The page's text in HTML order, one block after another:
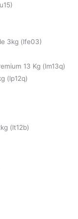
3kg (lfe03)
13 Kg (lm13q)
(lp12q)
(lt12b)